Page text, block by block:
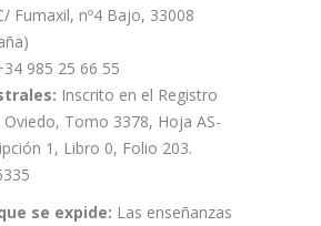
Fumaxil, nº4 Bajo, 33008
985 25 66 55
Inscrito en el Registro
Oviedo, Tomo 3378, Hoja AS-
1, Libro 0, Folio 203.
se expide: Las enseñanzas